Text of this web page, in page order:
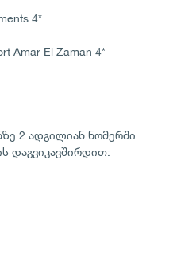
4*
Amar El Zaman 4*
2 ადგილიან ნომერში
დაგვიკავშირდით: